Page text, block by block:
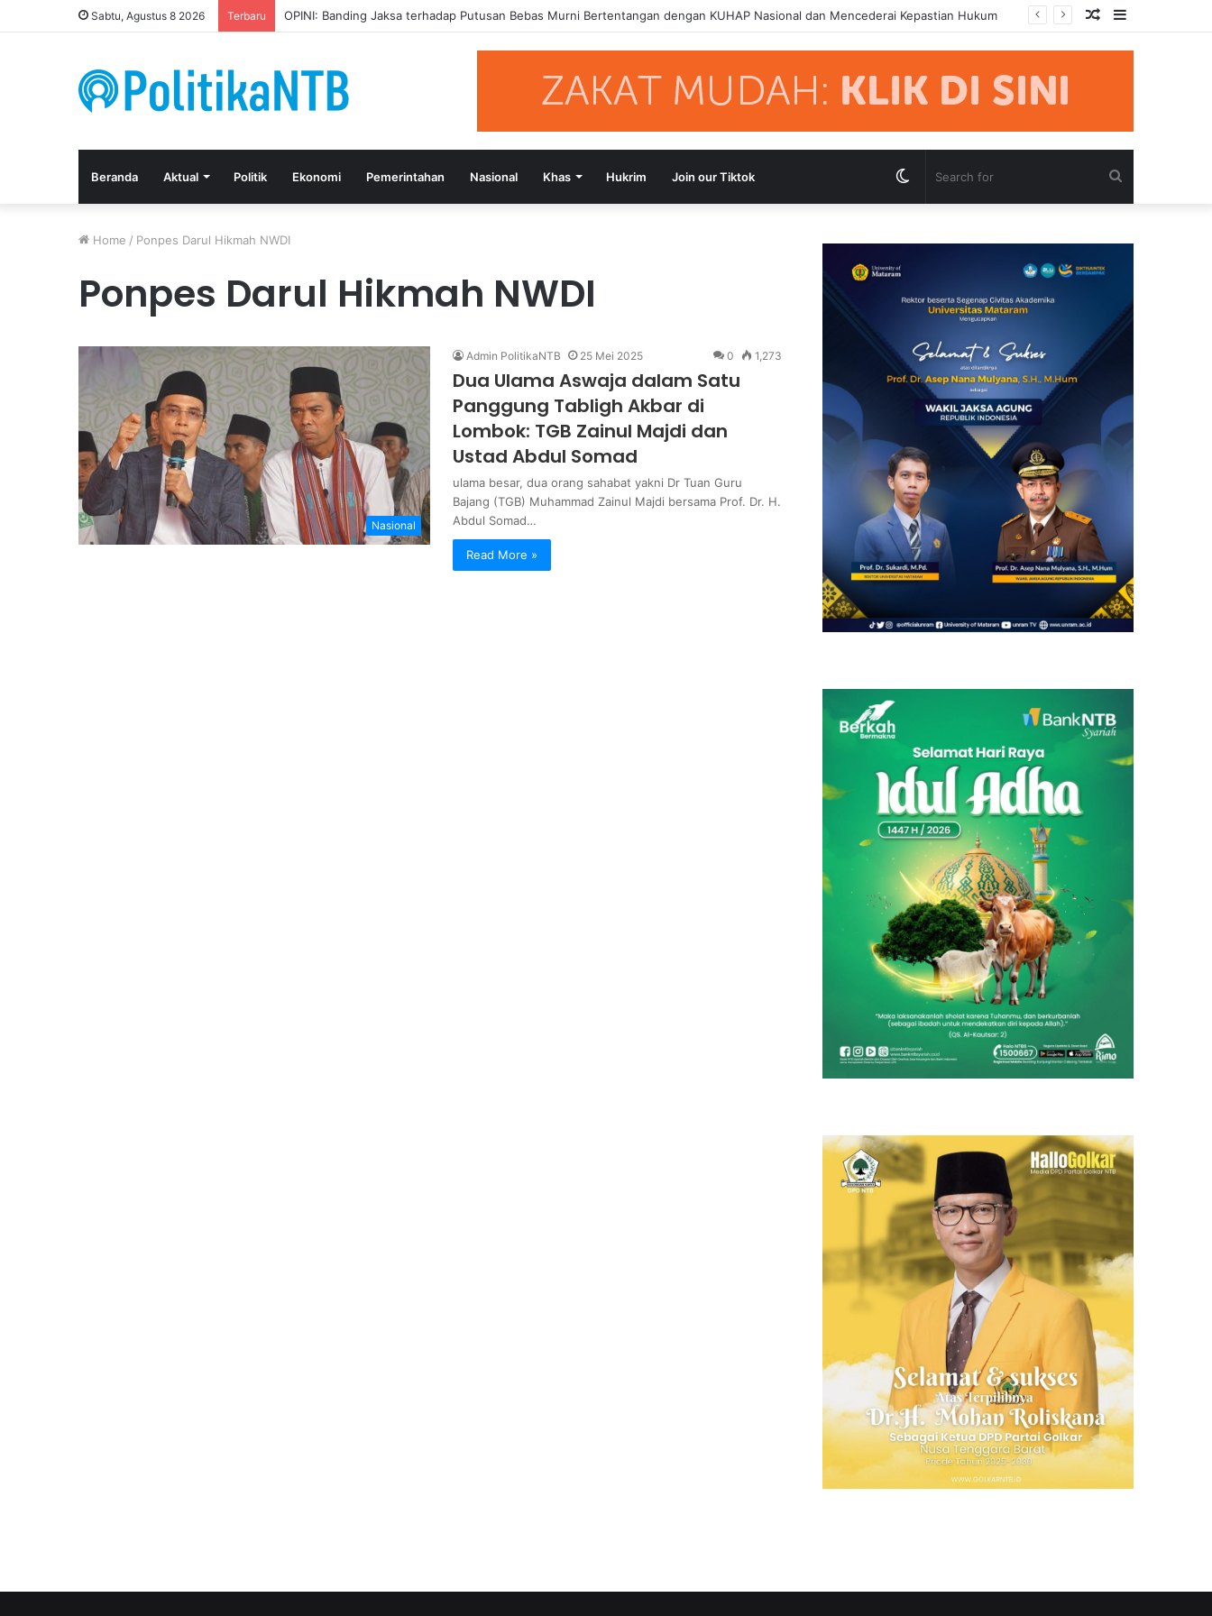
Sabtu, Agustus 8 2026 Terbaru OPINI: Banding Jaksa terhadap Putusan Bebas Murni Bertentangan dengan KUHAP Nasional dan Mencederai Kepastian Hukum
Random
Article
Beranda Aktual Politik Ekonomi Pemerintahan Nasional Khas Hukrim Join our Tiktok Switch
Home / Ponpes Darul Hikmah NWDI
Ponpes Darul Hikmah NWDI
Nasional
Admin PolitikaNTB 25 Mei 2025 0 1,273
Dua Ulama Aswaja dalam Satu
Panggung Tabligh Akbar di
Lombok: TGB Zainul Majdi dan
Ustad Abdul Somad
ulama besar, dua orang sahabat yakni Dr Tuan Guru
Bajang (TGB) Muhammad Zainul Majdi bersama Prof. Dr. H.
Abdul Somad…
Read More »